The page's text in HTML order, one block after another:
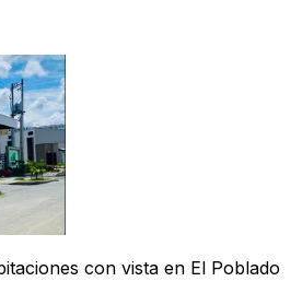
con vista en El Poblado